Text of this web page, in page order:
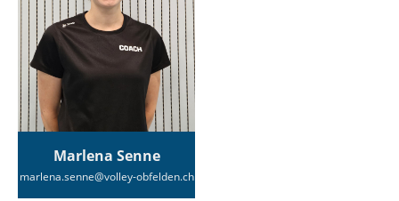
Marlena Senne
marlena.senne@volley-obfelden.ch